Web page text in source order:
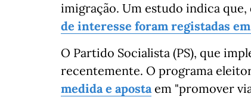
imigração. Um estudo indica que,
de interesse foram registadas
O Partido Socialista (PS), que
recentemente. O programa
medida e apostaem "promover